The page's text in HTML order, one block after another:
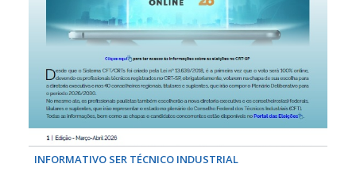
INFORMATIVO SER TÉCNICO INDUSTRIAL